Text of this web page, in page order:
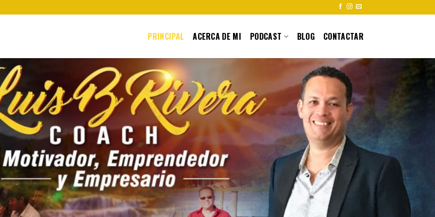
PRINCIPAL ACERCA DE MI PODCAST BLOG CONTACTAR